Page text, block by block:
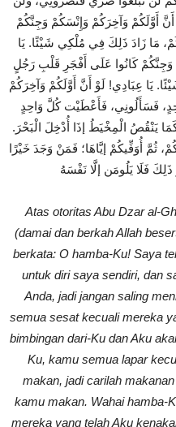
أَنَّ أَوَّلَكُمْ وَآخِرَكُمْ وَإِنْسَكُمْ وَجِنَّكُمْ
مَا زَادَ ذَلِكَ فِي مُلْكِي شَيْئًا. يَا
وَجِنَّكُمْ كَانُوا عَلَى أَفْجَرِ قَلْبِ رَجُلٍ
يَا عِبَادِي! لَوْ أَنَّ أَوَّلَكُمْ وَآخِرَكُمْ
فَسَأَلُونِي، فَأَعْطَيْت كُلَّ وَاحِدٍ
يَنْقُصُ الْمِخْيَطُ إذَا أُدْخِلَ الْبَحْرَ.
ثُمَّ أُوَفِّيكُمْ إيَّاهَا؛ فَمَنْ وَجَدَ خَيْرًا
فَلَا يَلُومَن إلَّا نَفْسَهُ
Atas otoritas Abu Dzar al-
(damai dan berkah Allah
berkata: O hamba-Ku! Saya
untuk diri saya sendiri, dan
Anda, jadi jangan saling
semua sesat kecuali mereka
bimbingan dari-Ku dan Aku
Ku, kamu semua lapar
makan, jadi carilah
kamu makan. Wahai hamba-
mereka yang telah Aku